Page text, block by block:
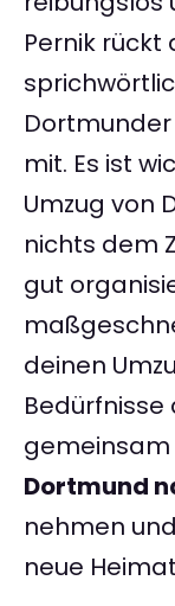
Pernik rückt
mit. Es ist
Umzug von
nichts dem
gut
deinen
Dortmund
nehmen
neue